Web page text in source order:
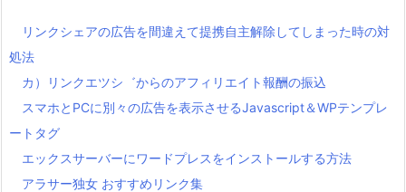
リンクシェアの広告を間違えて提携自主解除してしまった時の対
処法
カ）リンクエツシ゛からのアフィリエイト報酬の振込
スマホとPCに別々の広告を表示させるJavascript＆WPテンプレ
ートタグ
エックスサーバーにワードプレスをインストールする方法
アラサー独女 おすすめリンク集